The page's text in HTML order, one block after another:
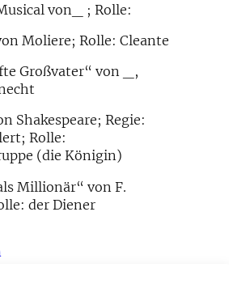
von_ ; Rolle:
Moliere; Rolle: Cleante
Großvater“ von _,
Shakespeare; Regie:
Rolle:
(die Königin)
Millionär“ von F.
der Diener